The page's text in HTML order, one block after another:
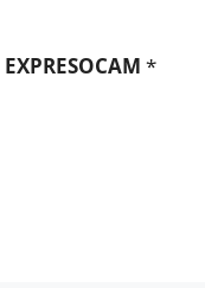
EXPRESOCAM *